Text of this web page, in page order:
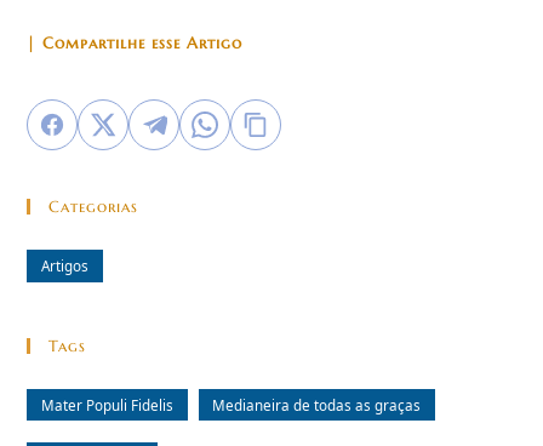
| Compartilhe esse Artigo
Categorias
Artigos
Tags
Mater Populi Fidelis Medianeira de todas as graças